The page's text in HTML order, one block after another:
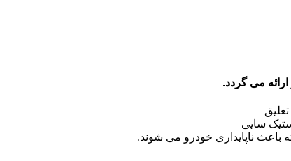
می گردد.
سایی
باعث ناپایداری خودرو می شوند.